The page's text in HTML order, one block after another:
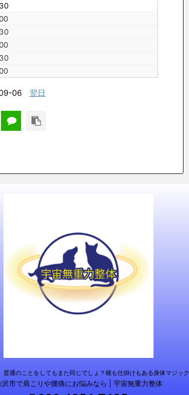
06 翌日
普通のことをしてもまた同じでしょ？種も仕掛けもある身体マジック
沢市で肩こりや腰痛にお悩みなら | 宇宙無重力整体